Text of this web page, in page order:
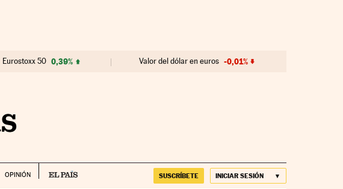
Eurostoxx 50 0,39% Valor del dólar en euros -0,01%
OPINIÓN SUSCRÍBETE INICIAR SESIÓN